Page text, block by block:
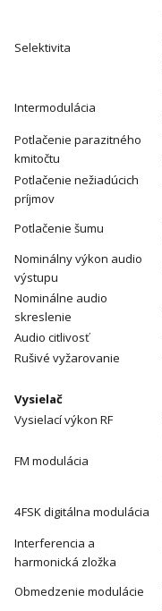
Selektivita
Intermodulácia
Potlačenie parazitného
kmitočtu
Potlačenie nežiadúcich
príjmov
Potlačenie šumu
Nominálny výkon audio
výstupu
Nominálne audio
skreslenie
Audio citlivosť
Rušivé vyžarovanie
Vysielač
Vysielací výkon RF
FM modulácia
4FSK digitálna modulácia
Interferencia a
harmonická zložka
Obmedzenie modulácie